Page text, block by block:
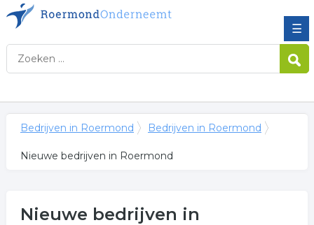
☰
Bedrijven in Roermond Bedrijven in Roermond
Nieuwe bedrijven in Roermond
Nieuwe bedrijven in